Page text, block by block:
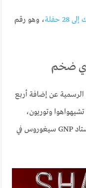
حفلة
، وهو رقم
ضخم
الرسمية عن إضافة أربع
وتوريون،
بالإضافة إلى سلسلة حفلاتها التاريخية في استاد GNP سيغوروس في